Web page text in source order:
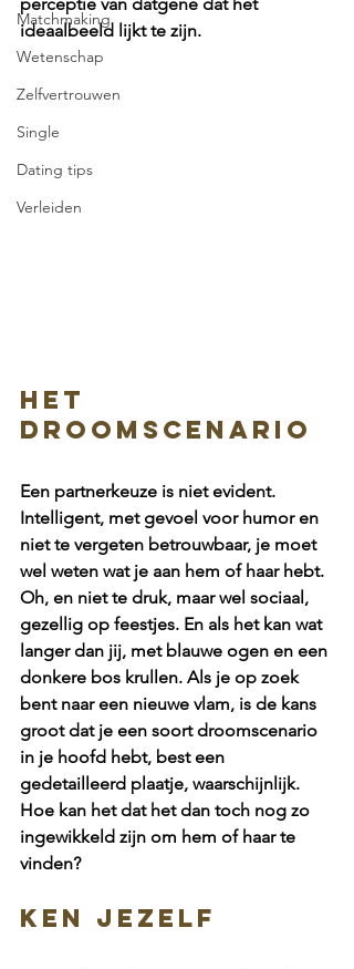
Matchmaking
Wetenschap
Zelfvertrouwen
Single
Dating tips
Verleiden
ideaalbeeld lijkt te zijn.
Het
droomscenario
Een partnerkeuze is niet evident.
Intelligent, met gevoel voor humor en
niet te vergeten betrouwbaar, je moet
wel weten wat je aan hem of haar hebt.
Oh, en niet te druk, maar wel sociaal,
gezellig op feestjes. En als het kan wat
langer dan jij, met blauwe ogen en een
donkere bos krullen. Als je op zoek
bent naar een nieuwe vlam, is de kans
groot dat je een soort droomscenario
in je hoofd hebt, best een
gedetailleerd plaatje, waarschijnlijk.
Hoe kan het dat het dan toch nog zo
ingewikkeld zijn om hem of haar te
vinden?
Ken jezelf